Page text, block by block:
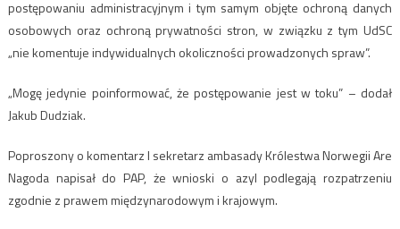
postępowaniu administracyjnym i tym samym objęte ochroną danych
osobowych oraz ochroną prywatności stron, w związku z tym UdSC
„nie komentuje indywidualnych okoliczności prowadzonych spraw”.
„Mogę jedynie poinformować, że postępowanie jest w toku” – dodał
Jakub Dudziak.
Poproszony o komentarz I sekretarz ambasady Królestwa Norwegii Are
Nagoda napisał do PAP, że wnioski o azyl podlegają rozpatrzeniu
zgodnie z prawem międzynarodowym i krajowym.